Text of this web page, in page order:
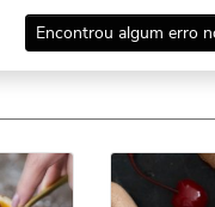
Encontrou algum erro